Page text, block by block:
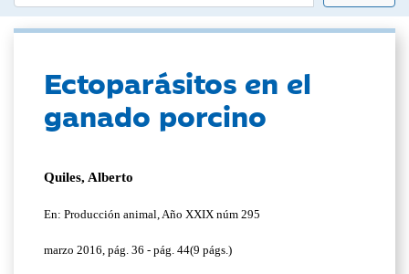
Ectoparásitos en el
ganado porcino
Quiles, Alberto
En: Producción animal, Año XXIX núm 295
marzo 2016, pág. 36 - pág. 44(9 págs.)